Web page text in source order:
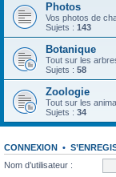
Photos
Vos photos de
Sujets : 143
Botanique
Tout sur les
Sujets : 58
Zoologie
Tout sur les
Sujets : 34
CONNEXION •
Nom d’utilisateur :